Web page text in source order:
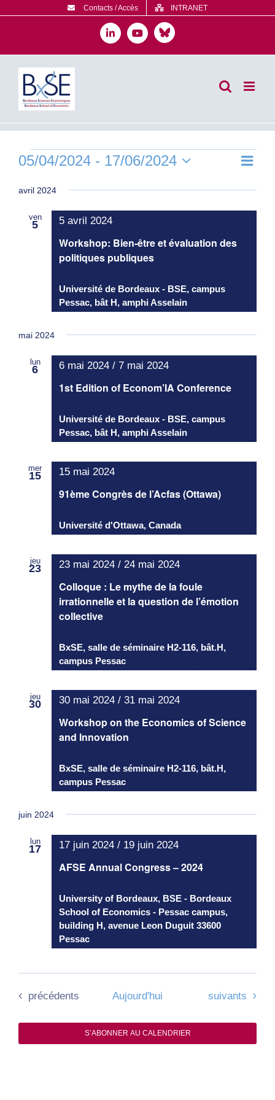
au
Contacts / Accès INTRANET
LinkedInYouTubeBluesky
Évènements
vues
Liste
05/04/2024 - 17/06/2024
une
avril 2024
ven
5
Workshop: Bien-être et évaluation des
politiques publiques
5 avril 2024
Université de Bordeaux - BSE, campus
Pessac, bât H, amphi Asselain
mai 2024
lun
6
1st Edition of Econom’IA Conference
6 mai 2024 / 7 mai 2024
Université de Bordeaux - BSE, campus
Pessac, bât H, amphi Asselain
mer
15
91ème Congrès de l’Acfas (Ottawa)
15 mai 2024
Université d'Ottawa, Canada
jeu
23
Colloque : Le mythe de la foule
irrationnelle et la question de l’émotion
collective
23 mai 2024 / 24 mai 2024
BxSE, salle de séminaire H2-116, bât.H,
campus Pessac
jeu
30
Workshop on the Economics of Science
and Innovation
30 mai 2024 / 31 mai 2024
BxSE, salle de séminaire H2-116, bât.H,
campus Pessac
juin 2024
lun
17
AFSE Annual Congress – 2024
17 juin 2024 / 19 juin 2024
University of Bordeaux, BSE - Bordeaux
School of Economics - Pessac campus,
building H, avenue Leon Duguit 33600
Pessac
Évènements
précédents Aujourd'hui Évènements
suivants
S’ABONNER AU CALENDRIER